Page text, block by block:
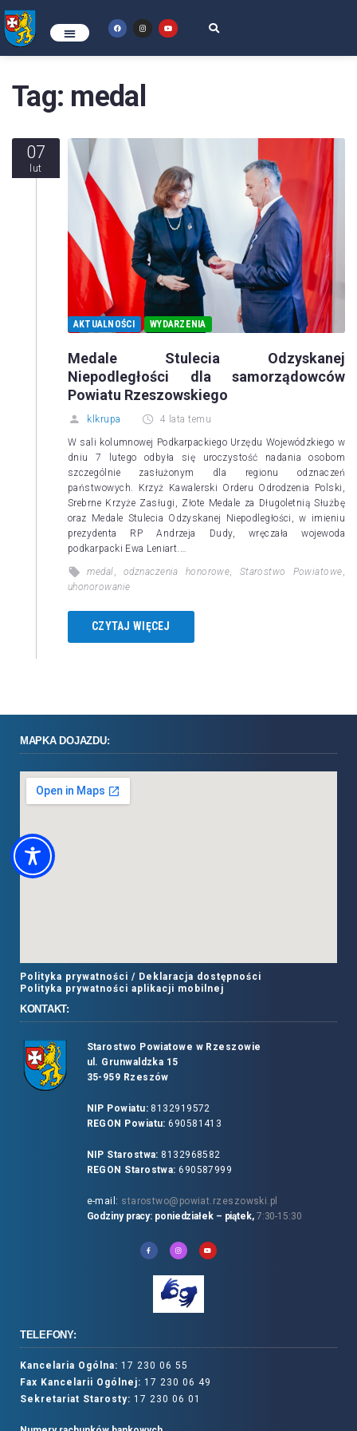
Tag: medal
07
lut
AKTUALNOŚCI WYDARZENIA
Medale Stulecia Odzyskanej
Niepodległości dla samorządowców
Powiatu Rzeszowskiego
klkrupa 4 lata temu
W sali kolumnowej Podkarpackiego Urzędu Wojewódzkiego w
dniu 7 lutego odbyła się uroczystość nadania osobom
szczególnie zasłużonym dla regionu odznaczeń
państwowych. Krzyż Kawalerski Orderu Odrodzenia Polski,
Srebrne Krzyże Zasługi, Złote Medale za Długoletnią Służbę
oraz Medale Stulecia Odzyskanej Niepodległości, w imieniu
prezydenta RP Andrzeja Dudy, wręczała wojewoda
podkarpacki Ewa Leniart.…
medal odznaczenia honorowe Starostwo Powiatowe
uhonorowanie
CZYTAJ WIĘCEJ
MAPKA DOJAZDU:
Polityka prywatności / Deklaracja dostępności
Polityka prywatności aplikacji mobilnej
KONTAKT:
Starostwo Powiatowe w Rzeszowie
ul. Grunwaldzka 15
35-959 Rzeszów
NIP Powiatu:8132919572
REGON Powiatu: 690581413
NIP Starostwa: 8132968582
REGON Starostwa: 690587999
e-mail: starostwo@powiat.rzeszowski.pl
Godziny pracy: poniedziałek – piątek, 7:30-15:30
TELEFONY:
Kancelaria Ogólna: 17 230 06 55
Fax Kancelarii Ogólnej: 17 230 06 49
Sekretariat Starosty: 17 230 06 01